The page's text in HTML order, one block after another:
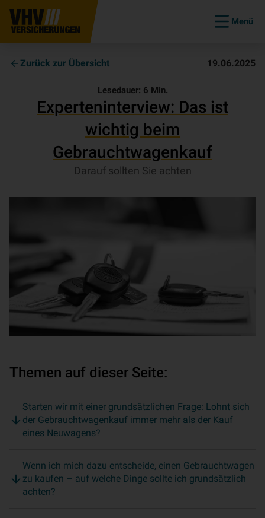
Menü
Zurück zur Übersicht 19.06.2025
Lesedauer: 6 Min.
Experteninterview: Das ist
wichtig beim
Gebrauchtwagenkauf
Darauf sollten Sie achten
Themen auf dieser Seite:
Starten wir mit einer grundsätzlichen Frage: Lohnt sich
der Gebrauchtwagenkauf immer mehr als der Kauf
eines Neuwagens?
Wenn ich mich dazu entscheide, einen Gebrauchtwagen
zu kaufen – auf welche Dinge sollte ich grundsätzlich
achten?